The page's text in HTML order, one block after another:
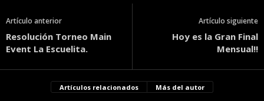
Artículo anterior
Resolución Torneo Main
Event La Escuelita.
Artículo siguiente
Hoy es la Gran Final
Mensual!!
Artículos relacionados Más del autor